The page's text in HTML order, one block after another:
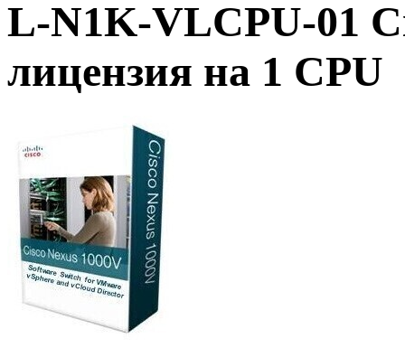
L-N1K-VLCPU-01
лицензия на 1 CPU